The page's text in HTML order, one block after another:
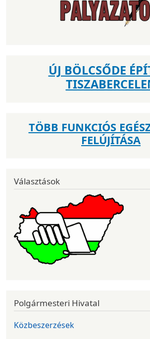
ÚJ BÖLCSŐDE
TÖBB FUNKCIÓS
FELÚJÍTÁSA
Választások
Polgármesteri Hivatal
Közbeszerzések